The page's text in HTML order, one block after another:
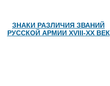
ЗНАКИ РАЗЛИЧИЯ ЗВАНИЙ
РУССКОЙ АРМИИ XVIII-XX ВЕК